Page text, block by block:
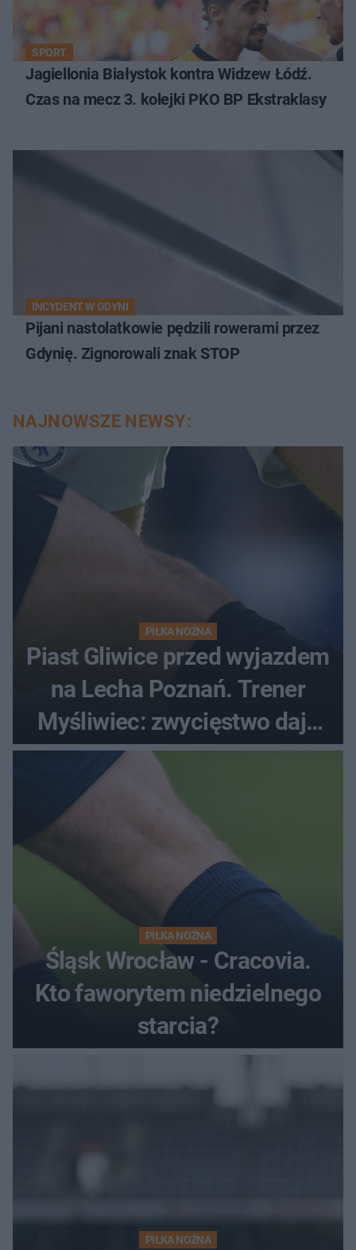
SPORT
Jagiellonia Białystok kontra Widzew Łódź.
Czas na mecz 3. kolejki PKO BP Ekstraklasy
INCYDENT W GDYNI
Pijani nastolatkowie pędzili rowerami przez
Gdynię. Zignorowali znak STOP
NAJNOWSZE NEWSY:
PIŁKA NOŻNA
Piast Gliwice przed wyjazdem
na Lecha Poznań. Trener
Myśliwiec: zwycięstwo daje
satysfakcję
PIŁKA NOŻNA
Śląsk Wrocław - Cracovia.
Kto faworytem niedzielnego
starcia?
PIŁKA NOŻNA